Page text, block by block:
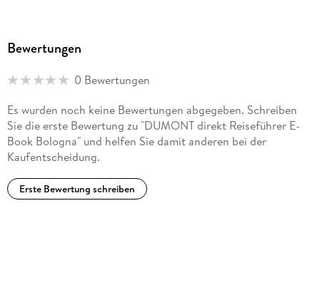
Bewertungen
0 Bewertungen
Es wurden noch keine Bewertungen abgegeben. Schreiben
Sie die erste Bewertung zu "DUMONT direkt Reiseführer E-
Book Bologna" und helfen Sie damit anderen bei der
Kaufentscheidung.
Erste Bewertung schreiben